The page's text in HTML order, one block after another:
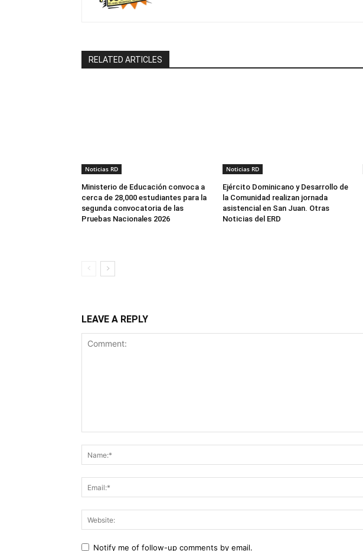
RELATED ARTICLES
Noticias RD
Ministerio de Educación convoca a
cerca de 28,000 estudiantes para la
segunda convocatoria de las
Pruebas Nacionales 2026
Noticias RD
Ejército Dominicano y Desarrollo de
la Comunidad realizan jornada
asistencial en San Juan. Otras
Noticias del ERD
LEAVE A REPLY
Notify me of follow-up comments by email.